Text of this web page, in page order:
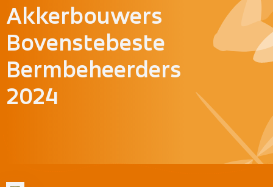
Akkerbouwers
Bovenstebeste
Bermbeheerders
2024